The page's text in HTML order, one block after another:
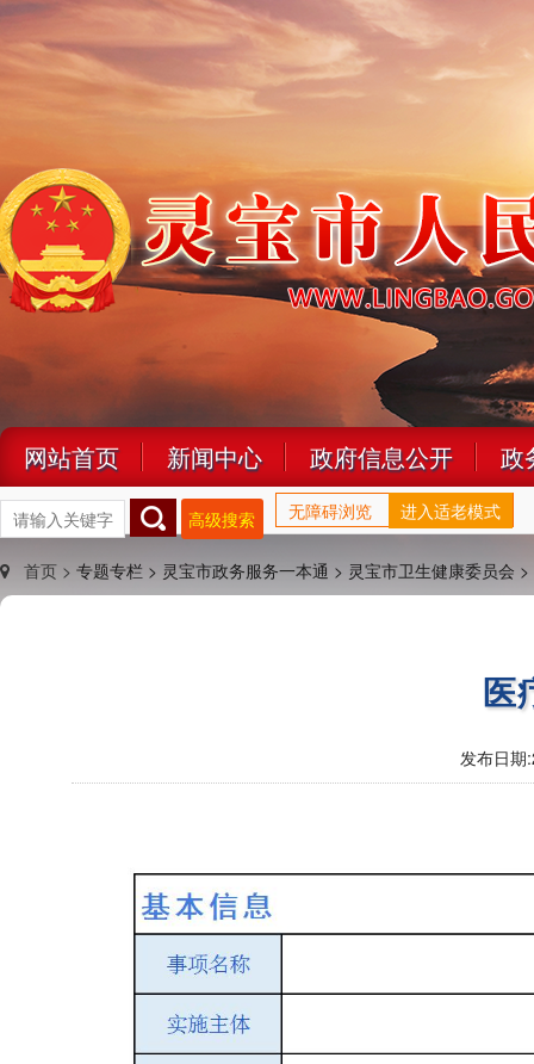
网站首页 新闻中心 政府信息公开 政
高级搜索 无障碍浏览 进入适老模式
首页 > 专题专栏 > 灵宝市政务服务一本通 > 灵宝市卫生健康委员会 >
医
发布日期: